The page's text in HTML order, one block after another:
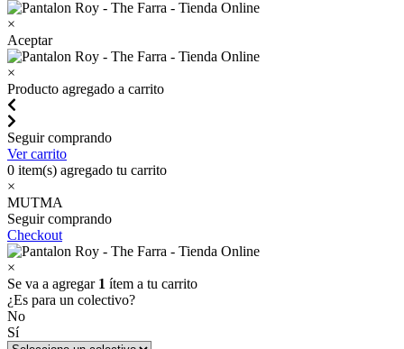
×
Aceptar
×
Producto agregado a carrito
Seguir comprando
Ver carrito
0 item(s) agregado tu carrito
×
MUTMA
Seguir comprando
Checkout
×
Se va a agregar 1 ítem a tu carrito
¿Es para un colectivo?
No
Sí